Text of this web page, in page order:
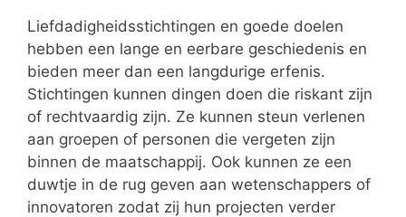
Liefdadigheidsstichtingen en goede doelen
hebben een lange en eerbare geschiedenis en
bieden meer dan een langdurige erfenis.
Stichtingen kunnen dingen doen die riskant zijn
of rechtvaardig zijn. Ze kunnen steun verlenen
aan groepen of personen die vergeten zijn
binnen de maatschappij. Ook kunnen ze een
duwtje in de rug geven aan wetenschappers of
innovatoren zodat zij hun projecten verder